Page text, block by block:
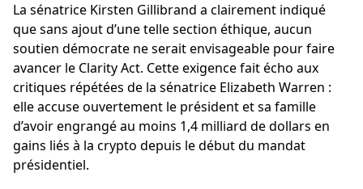
La sénatrice Kirsten Gillibrand a clairement indiqué
que sans ajout d’une telle section éthique, aucun
soutien démocrate ne serait envisageable pour faire
avancer le Clarity Act. Cette exigence fait écho aux
critiques répétées de la sénatrice Elizabeth Warren :
elle accuse ouvertement le président et sa famille
d’avoir engrangé au moins 1,4 milliard de dollars en
gains liés à la crypto depuis le début du mandat
présidentiel.